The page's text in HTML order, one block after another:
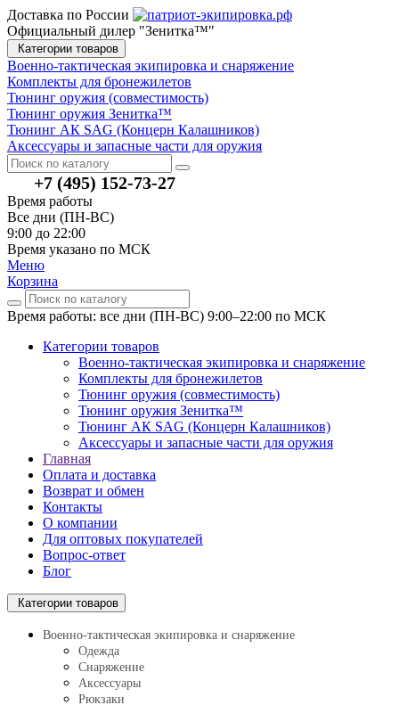
Доставка по России
Официальный дилер "Зенитка™"
Категории товаров
Военно-тактическая экипировка и снаряжение
Комплекты для бронежилетов
Тюнинг оружия (совместимость)
Тюнинг оружия Зенитка™
Тюнинг АК SAG (Концерн Калашников)
Аксессуары и запасные части для оружия
+7 (495) 152-73-27
Время работы
Все дни (ПН-ВС)
9:00 до 22:00
Время указано по МСК
Меню
Корзина
Время работы: все дни (ПН-ВС) 9:00–22:00 по МСК
Категории товаров
Военно-тактическая экипировка и снаряжение
Комплекты для бронежилетов
Тюнинг оружия (совместимость)
Тюнинг оружия Зенитка™
Тюнинг АК SAG (Концерн Калашников)
Аксессуары и запасные части для оружия
Главная
Оплата и доставка
Возврат и обмен
Контакты
О компании
Для оптовых покупателей
Вопрос-ответ
Блог
Категории товаров
Военно-тактическая экипировка и снаряжение
Одежда
Снаряжение
Аксессуары
Рюкзаки